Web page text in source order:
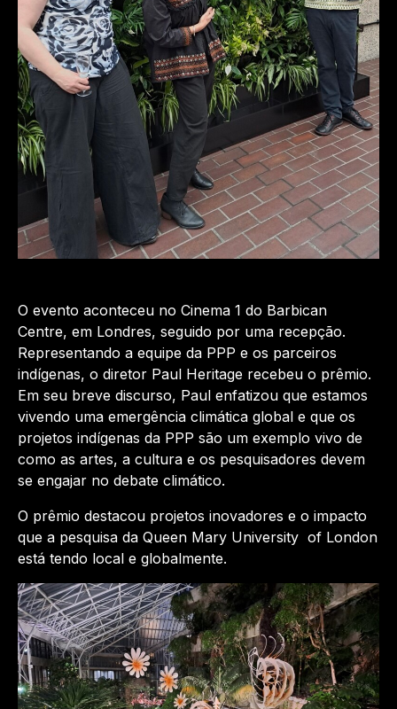
O evento aconteceu no Cinema 1 do Barbican
Centre, em Londres, seguido por uma recepção.
Representando a equipe da PPP e os parceiros
indígenas, o diretor Paul Heritage recebeu o prêmio.
Em seu breve discurso, Paul enfatizou que estamos
vivendo uma emergência climática global e que os
projetos indígenas da PPP são um exemplo vivo de
como as artes, a cultura e os pesquisadores devem
se engajar no debate climático.
O prêmio destacou projetos inovadores e o impacto
que a pesquisa da Queen Mary University of London
está tendo local e globalmente.